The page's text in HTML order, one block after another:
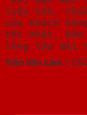
liệu tốt,
của Khách
tốt nhất, bền
lòng lâu dài
Trần Văn Lãm /